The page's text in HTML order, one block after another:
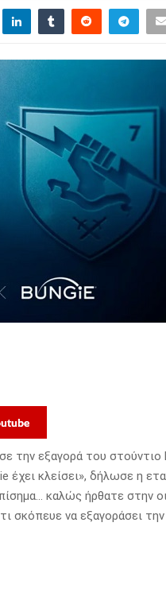
την εξαγορά του στούντιο
κλείσει», δήλωσε η
καλώς ήρθατε στην
σκόπευε να εξαγοράσει